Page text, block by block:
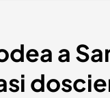
a